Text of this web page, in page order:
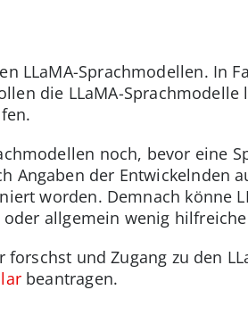
LLaMA-Sprachmodellen. In
die LLaMA-Sprachmodelle
noch, bevor eine
Angaben der Entwickelnden
worden. Demnach könne
allgemein wenig
und Zugang zu den
beantragen.